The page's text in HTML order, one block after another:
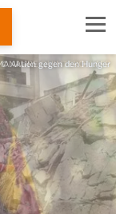
© Aktion gegen den Hunger